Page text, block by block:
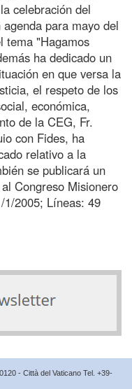
celebración del
para mayo del
tema "Hagamos
ha dedicado un
en que versa la
el respeto de los
económica,
de la CEG, Fr.
con Fides, ha
relativo a la
se publicará un
Congreso Misionero
1/2005; Líneas: 49
- Città del Vaticano Tel. +39-